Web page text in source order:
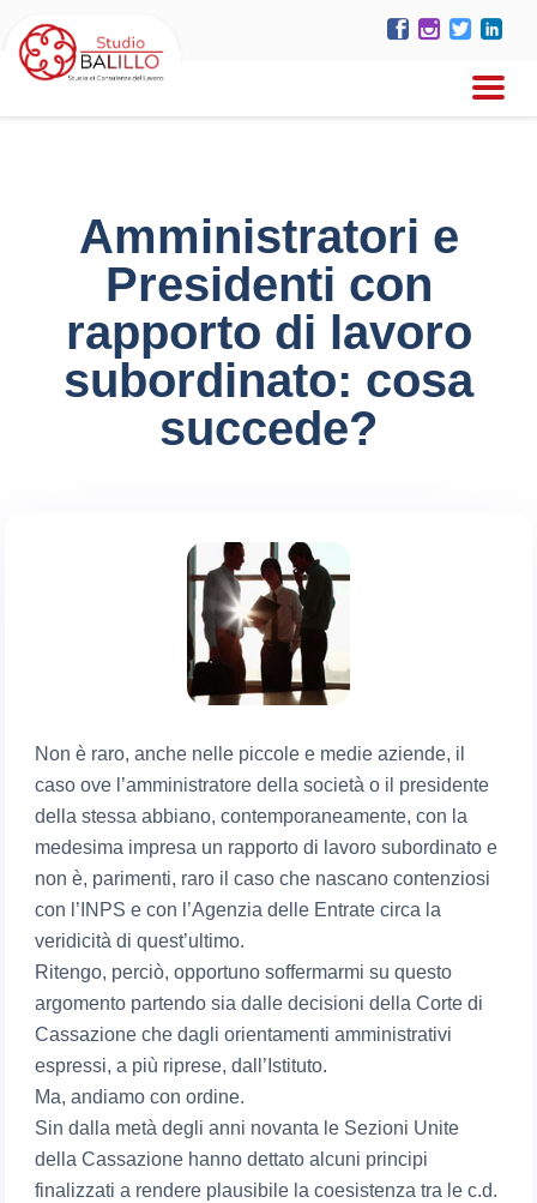
Amministratori e
Presidenti con
rapporto di lavoro
subordinato: cosa
succede?
Non è raro, anche nelle piccole e medie aziende, il
caso ove l’amministratore della società o il presidente
della stessa abbiano, contemporaneamente, con la
medesima impresa un rapporto di lavoro subordinato e
non è, parimenti, raro il caso che nascano contenziosi
con l’INPS e con l’Agenzia delle Entrate circa la
veridicità di quest’ultimo.
Ritengo, perciò, opportuno soffermarmi su questo
argomento partendo sia dalle decisioni della Corte di
Cassazione che dagli orientamenti amministrativi
espressi, a più riprese, dall’Istituto.
Ma, andiamo con ordine.
Sin dalla metà degli anni novanta le Sezioni Unite
della Cassazione hanno dettato alcuni principi
finalizzati a rendere plausibile la coesistenza tra le c.d.